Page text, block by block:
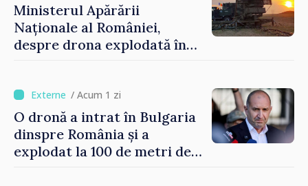
Ministerul Apărării
Naționale al României,
despre drona explodată în
vehicul aerian”
/ Acum 1 zi
O dronă a intrat în Bulgaria
dinspre România și a
explodat la 100 de metri de